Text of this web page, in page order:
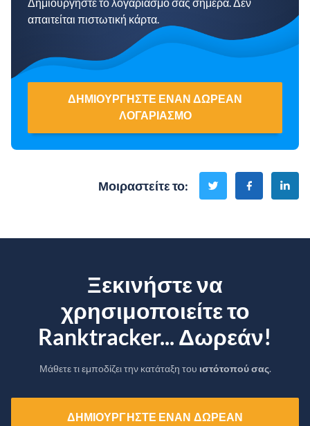
απαιτείται πιστωτική κάρτα.
ΔΗΜΙΟΥΡΓΉΣΤΕ ΈΝΑΝ ΔΩΡΕΆΝ
ΛΟΓΑΡΙΑΣΜΌ
Μοιραστείτε το:
Ξεκινήστε να
χρησιμοποιείτε το
Ranktracker... Δωρεάν!
Μάθετε τι εμποδίζει την κατάταξη του ιστότοπού σας.
ΔΗΜΙΟΥΡΓΉΣΤΕ ΈΝΑΝ ΔΩΡΕΆΝ